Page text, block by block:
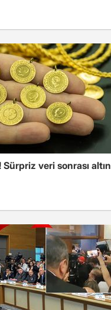
Sürpriz veri sonrası altın